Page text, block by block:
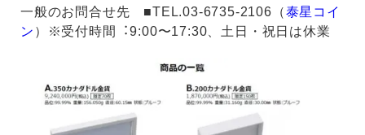
⼀般のお問合せ先 ■TEL.03-6735-2106（泰星コイ
ン ）※受付時間︓9:00〜17:30、⼟⽇・祝⽇は休業